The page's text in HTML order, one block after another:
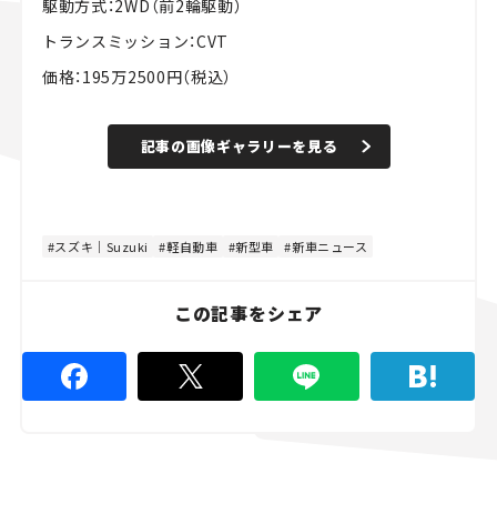
駆動方式：2WD（前2輪駆動）
トランスミッション：CVT
価格：195万2500円（税込）
記事の画像ギャラリーを見る
スズキ｜Suzuki 軽自動車 新型車 新車ニュース
この記事をシェア